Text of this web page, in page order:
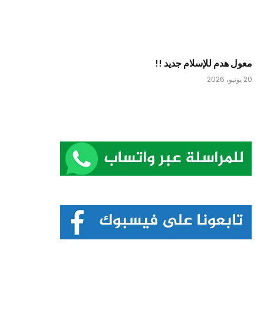
معول هدم للإسلام جديد !!
20 يونيو، 2026